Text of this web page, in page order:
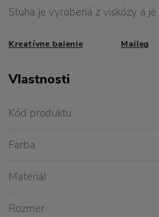
Stuha je vyrobená z viskózy a
Kreatívne balenie Maileg
Vlastnosti
Kód produktu
Farba
Materiál
Rozmer